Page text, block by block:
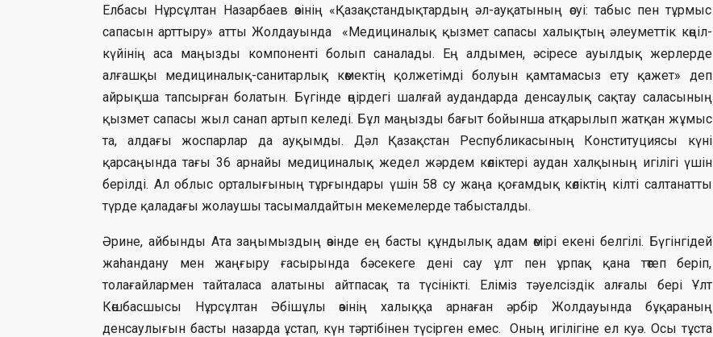
Елбасы Нұрсұлтан Назарбаев өзінің «Қазақстандықтардың әл-ауқатының өсуі: табыс пен тұрмыс
сапасын арттыру» атты Жолдауында «Медициналық қызмет сапасы халықтың әлеуметтік көңіл-
күйінің аса маңызды компоненті болып саналады.
Ең алдымен, әсіресе ауылдық жерлерде
алғашқы медициналық-санитарлық көмектің қолжетімді болуын қамтамасыз ету қажет» деп
айрықша тапсырған болатын. Бүгінде өңірдегі шалғай аудандарда денсаулық сақтау саласының
қызмет сапасы жыл санап артып келеді. Бұл маңызды бағыт бойынша атқарылып жатқан жұмыс
та, алдағы жоспарлар да ауқымды. Дәл Қазақстан Республикасының Конституциясы күні
қарсаңында тағы 36 арнайы медициналық жедел жәрдем көліктері аудан халқының игілігі үшін
берілді. Ал облыс орталығының тұрғындары үшін 58 су жаңа қоғамдық көліктің кілті салтанатты
түрде қаладағы жолаушы тасымалдайтын мекемелерде табысталды.
Әрине, айбынды Ата заңымыздың өзінде ең басты құндылық адам өмірі екені белгілі. Бүгінгідей
жаһандану мен жаңғыру ғасырында бәсекеге дені сау ұлт пен ұрпақ қана төтеп беріп,
толағайлармен тайталаса алатыны айтпасақ та түсінікті. Еліміз тәуелсіздік алғалы бері Ұлт
Көшбасшысы Нұрсұлтан Әбішұлы өзінің халыққа арнаған әрбір Жолдауында бұқараның
денсаулығын басты назарда ұстап, күн тәртібінен түсірген емес. Оның игілігіне ел куә. Осы тұста